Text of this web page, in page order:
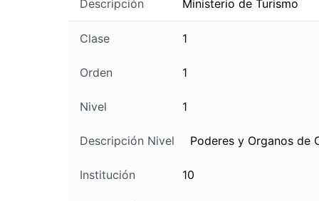
Descripción Ministerio de Turismo
Clase 1
Orden 1
Nivel 1
Descripción Nivel Poderes y Organos de
Institución 10